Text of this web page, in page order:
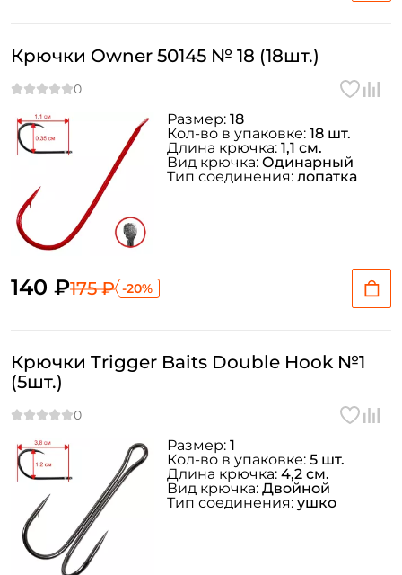
Крючки Owner 50145 № 18 (18шт.)
140 ₽175 ₽ -20%
Размер: 18
Кол-во в упаковке: 18 шт.
Длина крючка: 1,1 см.
Вид крючка: Одинарный
Тип соединения: лопатка
Крючки Trigger Baits Double Hook №1
(5шт.)
Размер: 1
Кол-во в упаковке: 5 шт.
Длина крючка: 4,2 см.
Вид крючка: Двойной
Тип соединения: ушко